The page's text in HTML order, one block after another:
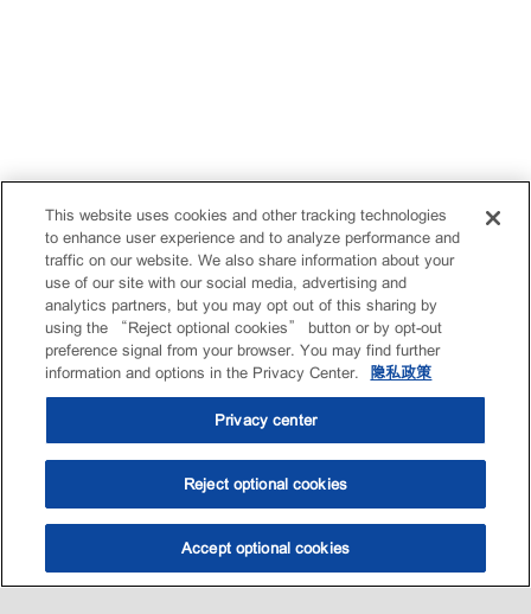
选油助手 查找门店
This website uses cookies and other tracking technologies
to enhance user experience and to analyze performance and
traffic on our website. We also share information about your
use of our site with our social media, advertising and
analytics partners, but you may opt out of this sharing by
using the “Reject optional cookies” button or by opt-out
preference signal from your browser. You may find further
information and options in the Privacy Center.
隐私政策
Privacy center
Reject optional cookies
Accept optional cookies